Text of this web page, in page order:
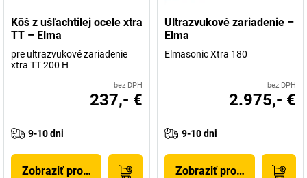
Kôš z ušľachtilej ocele xtra
TT – Elma
pre ultrazvukové zariadenie
xtra TT 200 H
bez DPH
237,- €
9-10 dni
Zobraziť produkt
Ultrazvukové zariadenie –
Elma
Elmasonic Xtra 180
bez DPH
2.975,- €
9-10 dni
Zobraziť produkt